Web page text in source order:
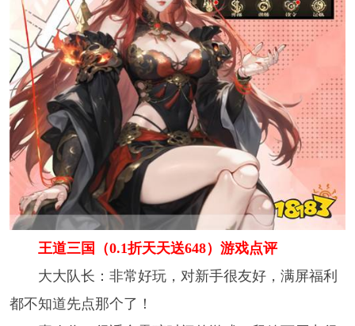
王道三国（0.1折天天送648）游戏点评
大大队长：非常好玩，对新手很友好，满屏福利
都不知道先点那个了！